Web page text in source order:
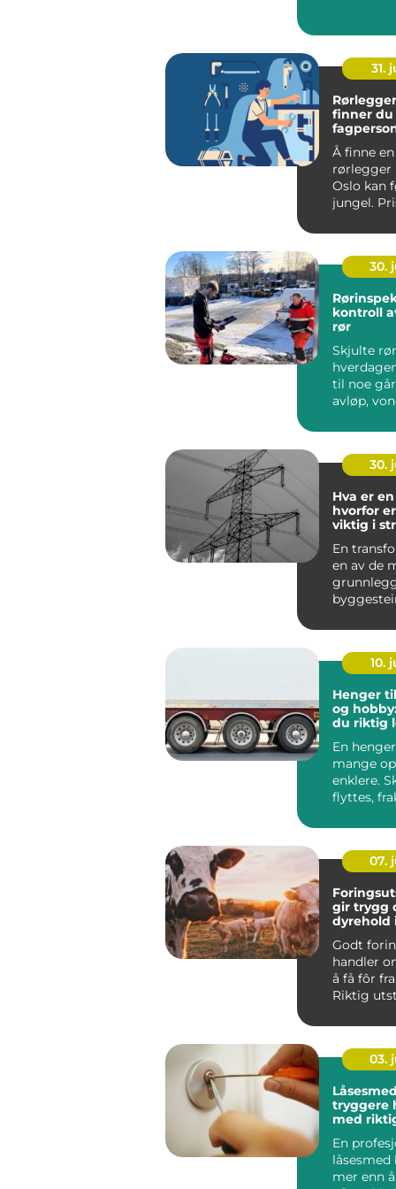
31.
Rørlegger i
finner
Å finne
rørlegger
Oslo kan
jungel.
30.
kontroll
rør
Skjulte
til noe
avløp,
30.
Hva er
hvorfor
viktig i
En
en av de
vår. U...
10.
Henger
og
du riktig
En
mange
enklere.
flyttes,
blir alt ...
07.
gir trygg
dyrehold
Godt
handler
å få fôr
Riktig
03.
tryggere
med
En
mer enn